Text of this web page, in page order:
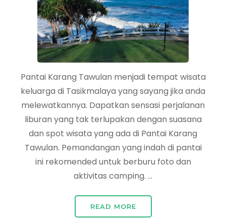
Pantai Karang Tawulan menjadi tempat wisata
keluarga di Tasikmalaya yang sayang jika anda
melewatkannya. Dapatkan sensasi perjalanan
liburan yang tak terlupakan dengan suasana
dan spot wisata yang ada di Pantai Karang
Tawulan. Pemandangan yang indah di pantai
ini rekomended untuk berburu foto dan
aktivitas camping. …
READ MORE